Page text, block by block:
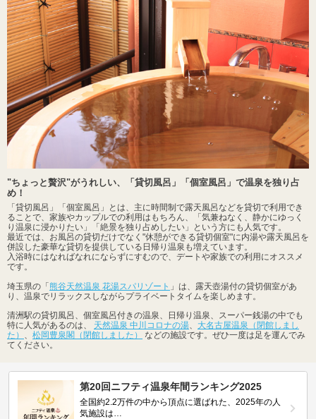
"ちょっと贅沢"がうれしい、「貸切風呂」「個室風呂」で温泉を独り占
め！
「貸切風呂」「個室風呂」とは、主に時間制で露天風呂などを貸切で利用でき
ることで、家族やカップルでの利用はもちろん、「気兼ねなく、静かにゆっく
り温泉に浸かりたい」「絶景を独り占めしたい」という方にも人気です。
最近では、お風呂の貸切だけでなく"休憩ができる貸切個室"に内湯や露天風呂を
併設した豪華な貸切を提供している日帰り温泉も増えています。
入浴時にはなればなれにならずにすむので、デートや家族での利用にオススメ
です。
埼玉県の「 熊谷天然温泉 花湯スパリゾート 」は、露天壺湯付の貸切個室があ
り、温泉でリラックスしながらプライベートタイムを楽しめます。
清洲駅の貸切風呂、個室風呂付きの温泉、日帰り温泉、スーパー銭湯の中でも
特に人気があるのは、 天然温泉 中川コロナの湯、 大名古屋温泉（閉館しまし
た） 、 松岡豊泉閣（閉館しました）
などの施設です。ぜひ一度は足を運んでみ
てください。
第20回ニフティ温泉年間ランキング2025
全国約2.2万件の中から頂点に選ばれた、2025年の人
気施設は…